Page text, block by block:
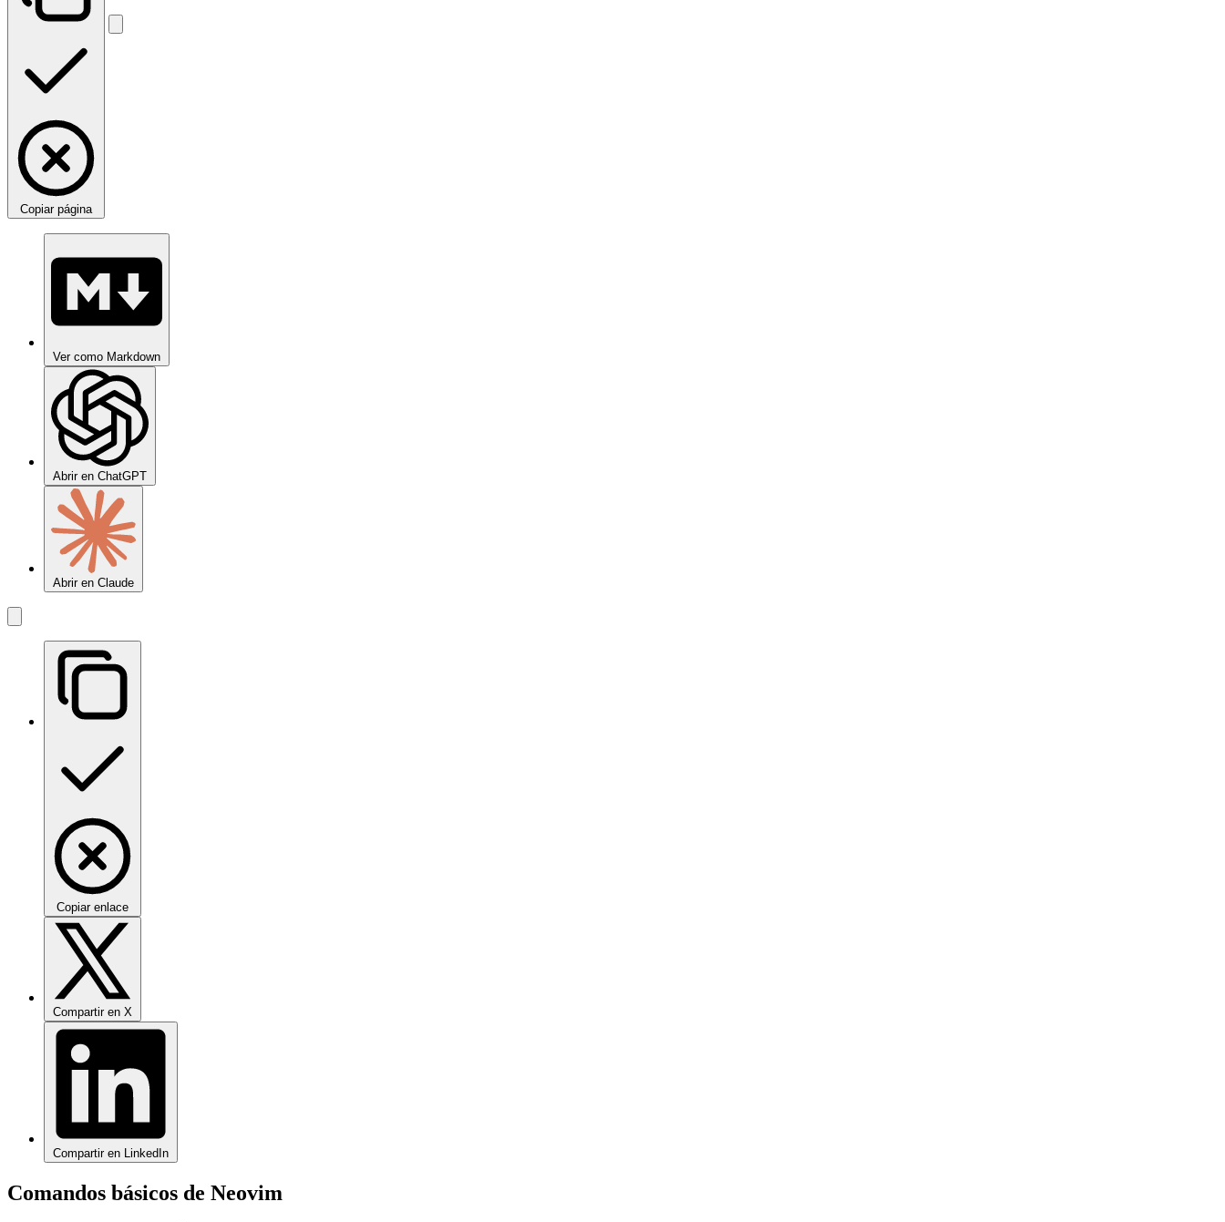
Copiar página
Ver como Markdown
Abrir en ChatGPT
Abrir en Claude
Copiar enlace
Compartir en X
Compartir en LinkedIn
Comandos básicos de Neovim